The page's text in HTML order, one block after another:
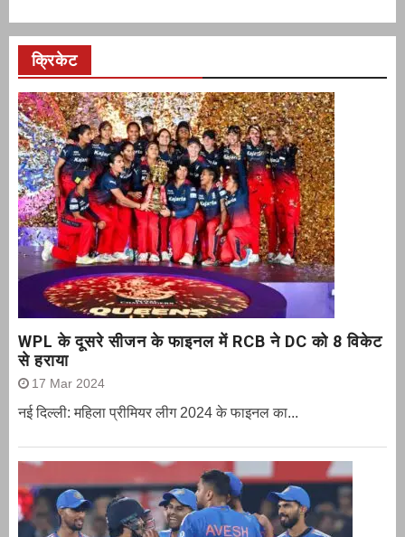
क्रिकेट
WPL के दूसरे सीजन के फाइनल में RCB ने DC को 8 विकेट
से हराया
17 Mar 2024
नई दिल्ली: महिला प्रीमियर लीग 2024 के फाइनल का...